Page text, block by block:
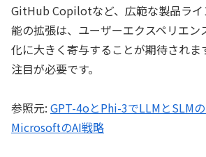
GitHub Copilotなど、広範な製品ライ
能の拡張は、ユーザーエクスペリエン
化に大きく寄与することが期待されま
注目が必要です。
参照元: GPT-4oとPhi-3でLLMとSLM
MicrosoftのAI戦略